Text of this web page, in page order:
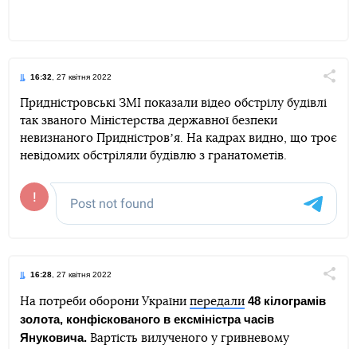
16:32, 27 квітня 2022
TelegramFacebookTwitter
Придністровські ЗМІ показали відео обстрілу будівлі
так званого Міністерства державної безпеки
невизнаного Придністровʼя. На кадрах видно, що троє
невідомих обстріляли будівлю з гранатометів.
16:28, 27 квітня 2022
TelegramFacebookTwitter
На потреби оборони України передали 48 кілограмів
золота, конфіскованого в ексміністра часів
Януковича. Вартість вилученого у гривневому